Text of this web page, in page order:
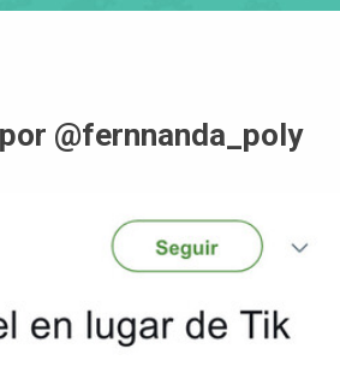
@fernnanda_poly